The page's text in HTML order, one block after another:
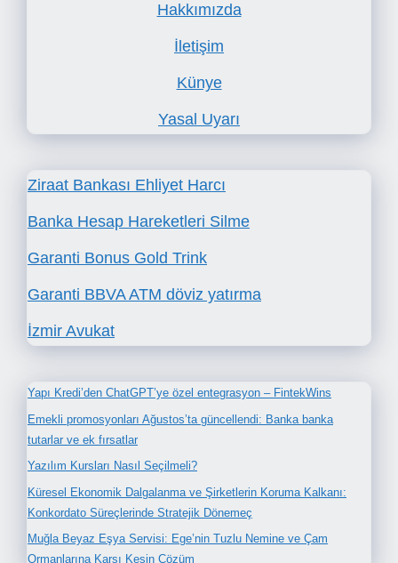
Hakkımızda
İletişim
Künye
Yasal Uyarı
Ziraat Bankası Ehliyet Harcı
Banka Hesap Hareketleri Silme
Garanti Bonus Gold Trink
Garanti BBVA ATM döviz yatırma
İzmir Avukat
Yapı Kredi’den ChatGPT’ye özel entegrasyon – FintekWins
Emekli promosyonları Ağustos’ta güncellendi: Banka banka
tutarlar ve ek fırsatlar
Yazılım Kursları Nasıl Seçilmeli?
Küresel Ekonomik Dalgalanma ve Şirketlerin Koruma Kalkanı:
Konkordato Süreçlerinde Stratejik Dönemeç
Muğla Beyaz Eşya Servisi: Ege’nin Tuzlu Nemine ve Çam
Ormanlarına Karşı Kesin Çözüm